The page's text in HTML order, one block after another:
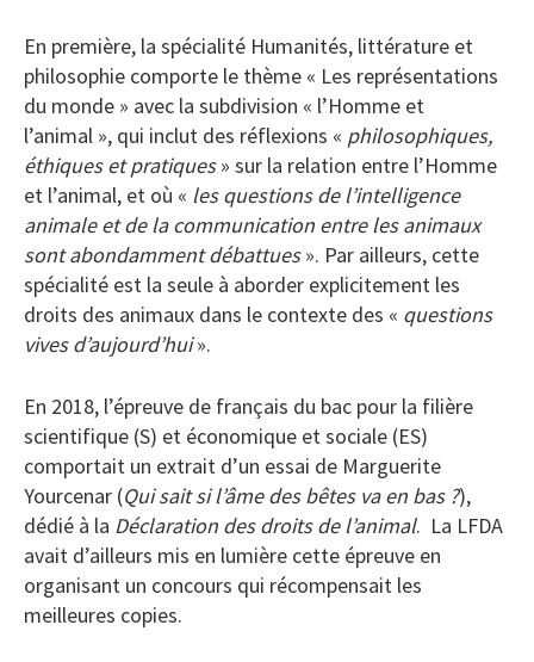
En première, la spécialité Humanités, littérature et
philosophie comporte le thème « Les représentations
du monde » avec la subdivision « l’Homme et
l’animal », qui inclut des réflexions « philosophiques,
éthiques et pratiques» sur la relation entre l’Homme
et l’animal, et où « les questions de l’intelligence
animale et de la communication entre les animaux
sont abondamment débattues». Par ailleurs, cette
spécialité est la seule à aborder explicitement les
droits des animaux dans le contexte des « questions
vives d’aujourd’hui».
En 2018, l’épreuve de français du bac pour la filière
scientifique (S) et économique et sociale (ES)
comportait un extrait d’un essai de Marguerite
Yourcenar (Qui sait si l’âme des bêtes va en bas ?),
dédié à la Déclaration des droits de l’animal. La LFDA
avait d’ailleurs mis en lumière cette épreuve en
organisant un concours qui récompensait les
meilleures copies.